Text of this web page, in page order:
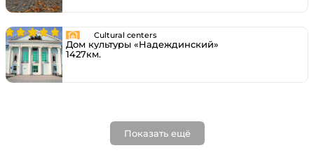
Cultural centers
Дом культуры «Надеждинский»
1427км.
Показать ещё